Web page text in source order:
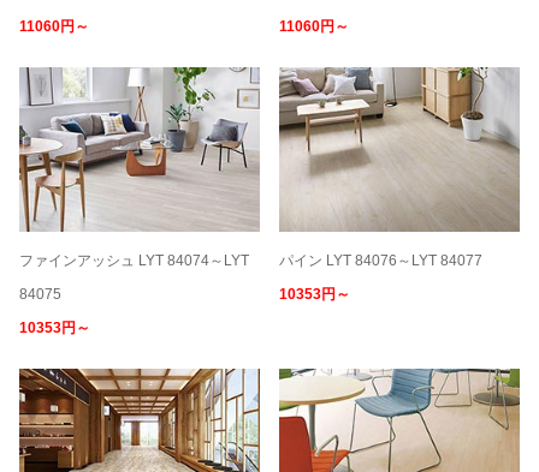
11060円～
11060円～
ファインアッシュ LYT 84074～LYT
84075
10353円～
パイン LYT 84076～LYT 84077
10353円～